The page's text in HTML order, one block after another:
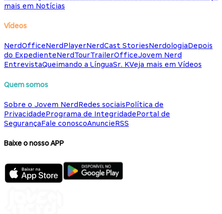
mais em Notícias
Vídeos
NerdOfficeNerdPlayerNerdCast StoriesNerdologiaDepois
do ExpedienteNerdTourTrailerOfficeJovem Nerd
EntrevistaQueimando a LínguaSr. KVeja mais em Vídeos
Quem somos
Sobre o Jovem NerdRedes sociaisPolítica de
PrivacidadePrograma de IntegridadePortal de
SegurançaFale conoscoAnuncieRSS
Baixe o nosso APP